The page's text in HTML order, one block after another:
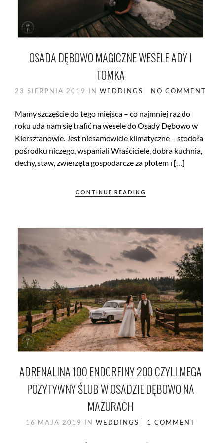
OSADA DĘBOWO MAGICZNE WESELE ADY I
TOMKA
23 SIERPNIA 2019 IN WEDDINGS NO COMMENT
Mamy szczęście do tego miejsca – co najmniej raz do
roku uda nam się trafić na wesele do Osady Dębowo w
Kiersztanowie. Jest niesamowicie klimatyczne – stodoła
pośrodku niczego, wspaniali Właściciele, dobra kuchnia,
dechy, staw, zwierzęta gospodarcze za płotem i […]
CONTINUE READING
ADRENALINA 100 ENDORFINY 200 CZYLI MEGA
POZYTYWNY ŚLUB W OSADZIE DĘBOWO NA
MAZURACH
16 MAJA 2019 IN WEDDINGS 1 COMMENT